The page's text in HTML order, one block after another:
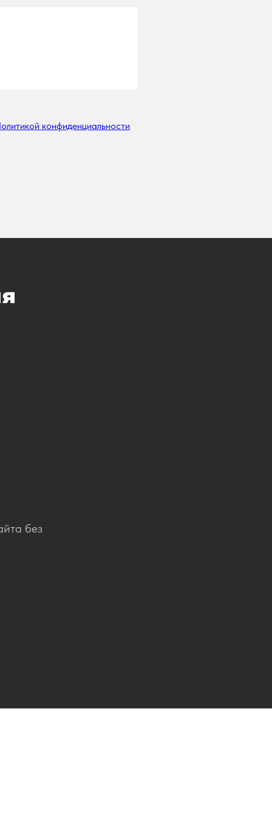
конфиденциальности
без